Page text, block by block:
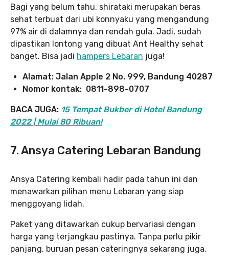
Bagi yang belum tahu, shirataki merupakan beras
sehat terbuat dari ubi konnyaku yang mengandung
97% air di dalamnya dan rendah gula. Jadi, sudah
dipastikan lontong yang dibuat Ant Healthy sehat
banget. Bisa jadi hampers Lebaran juga!
Alamat: Jalan Apple 2 No. 999, Bandung 40287
Nomor kontak: 0811-898-0707
BACA JUGA: 15 Tempat Bukber di Hotel Bandung
2022 | Mulai 80 Ribuan!
7. Ansya Catering Lebaran Bandung
Ansya Catering kembali hadir pada tahun ini dan
menawarkan pilihan menu Lebaran yang siap
menggoyang lidah.
Paket yang ditawarkan cukup bervariasi dengan
harga yang terjangkau pastinya. Tanpa perlu pikir
panjang, buruan pesan cateringnya sekarang juga.